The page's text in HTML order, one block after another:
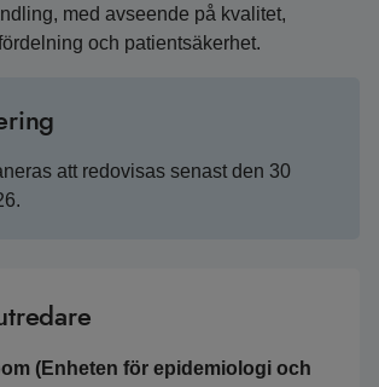
med avseende på kvalitet,
och patientsäkerhet.
att redovisas senast den 30
(Enheten för epidemiologi och